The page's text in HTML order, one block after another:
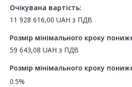
Очікувана вартість:
11 928 616,00 UAH з ПДВ
Розмір мінімального кроку
59 643,08 UAH з ПДВ
Розмір мінімального кроку
0.5%